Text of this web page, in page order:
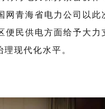
青海省电力公司以
民供电方面给予大
现代化水平。